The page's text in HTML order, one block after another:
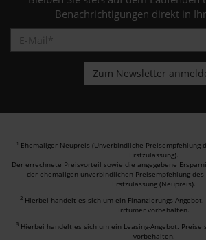
Benachrichtigungen direkt in
1 Ehemaliger Neupreis (Unverbindliche Preisempfehlung
Erstzulassung).
Der errechnete Preisvorteil sowie die angegebene
der ehemaligen unverbindlichen Preisempfehlung
Erstzulassung (Neupreis).
2 Hierbei handelt es sich um ein Finanzierungs-
Irrtümer vorbehalten.
3 Hierbei handelt es sich um ein Leasing-Angebot.
vorbehalten.